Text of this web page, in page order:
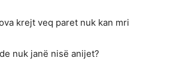
krejt veq paret nuk kan mri
nuk janë nisë anijet?